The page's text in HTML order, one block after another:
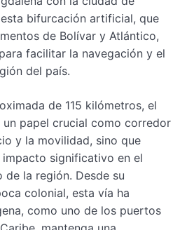
bifurcación artificial, que
de Bolívar y Atlántico,
facilitar la navegación y el
del país.
de 115 kilómetros, el
papel crucial como corredor
y la movilidad, sino que
significativo en el
la región. Desde su
colonial, esta vía ha
como uno de los puertos